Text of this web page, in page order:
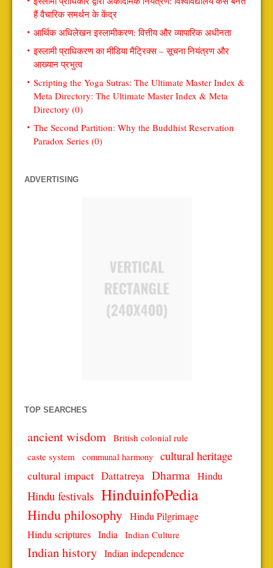
हैं वैचारिक समर्थन के केंद्र
आर्थिक अधिलेखन इस्लामीकरण: वित्तीय और व्यापारिक अधीनता
इस्लामी प्राधिकरण का मीडिया मैट्रिक्स – सूचना नियंत्रण और
आख्यान प्रभुत्व
Scripting the Yoga Sutras: The Ultimate Master Index &
Meta Directory: The Ultimate Master Index & Meta
Directory (0)
The Second Partition: Why the Buddhist Reservation
Paradox Series (0)
ADVERTISING
TOP SEARCHES
ancient wisdom British colonial rule
caste system
communal harmony cultural heritage
cultural impact Dattatreya Dharma Hindu
Hindu festivals HinduinfoPedia
Hindu philosophy Hindu Pilgrimage
Hindu scriptures India Indian Culture
Indian history Indian independence